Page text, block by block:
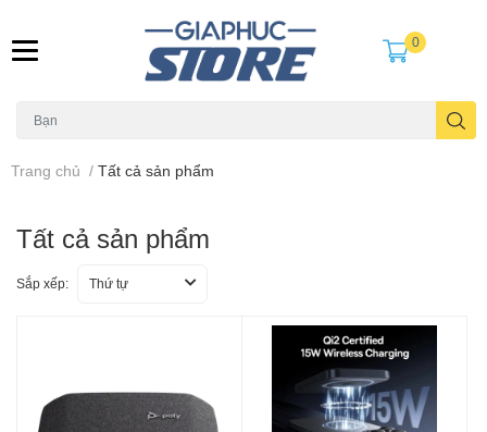
0
Trang chủ / Tất cả sản phẩm
Tất cả sản phẩm
Sắp xếp: Thứ tự